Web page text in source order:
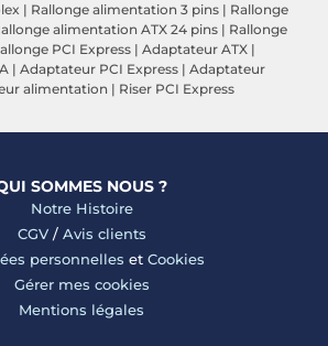
| Rallonge alimentation 3 pins | Rallonge
alimentation ATX 24 pins | Rallonge
PCI Express | Adaptateur ATX |
| Adaptateur PCI Express | Adaptateur
alimentation | Riser PCI Express
SOMMES NOUS ?
Notre Histoire
CGV/ Avis clients
personnelles et Cookies
Gérer mes cookies
Mentions légales